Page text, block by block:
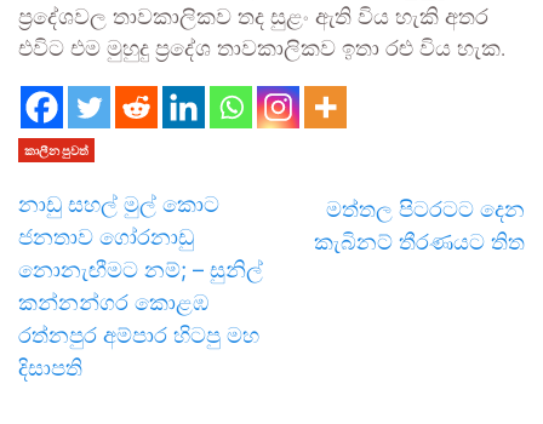
ප්‍රදේශවල තාවකාලිකව තද සුළං ඇති විය හැකි අතර
එවිට එම මුහුදු ප්‍රදේශ තාවකාලිකව ඉතා රළු විය හැක.
කාලීන පුවත්
නාඩු සහල් මුල් කොට
ජනතාව ගෝරනාඩු
නොනැඟීමට නම්; – සුනිල්
කන්නන්ගර කොළඹ
රත්නපුර අම්පාර හිටපු මහ
දිසාපති
මත්තල පිටරටට දෙන
කැබිනට් තීරණයට තිත